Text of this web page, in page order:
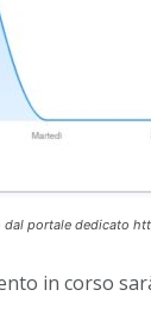
dal portale dedicato
in corso